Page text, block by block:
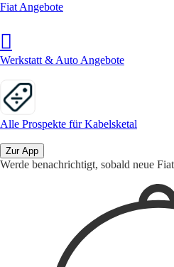
Fiat Angebote
Werkstatt & Auto Angebote
Alle Prospekte für Kabelsketal
Zur App
Werde benachrichtigt, sobald neue